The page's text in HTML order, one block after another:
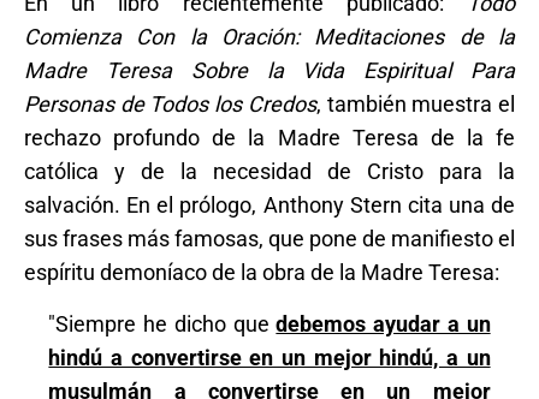
Comienza Con la Oración: Meditaciones de la
Madre Teresa Sobre la Vida Espiritual Para
Personas de Todos los Credos, también muestra el
rechazo profundo de la Madre Teresa de la fe
católica y de la necesidad de Cristo para la
salvación. En el prólogo, Anthony Stern cita una de
sus frases más famosas, que pone de manifiesto el
espíritu demoníaco de la obra de la Madre Teresa:
"Siempre he dicho quedebemos ayudar a un
hindú a convertirse en un mejor hindú, a un
musulmán a convertirse en un mejor